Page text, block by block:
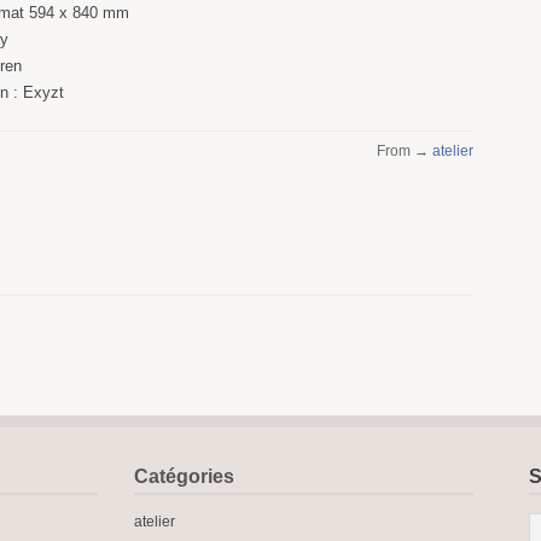
594 x 840 mm
: Exyzt
From → atelier
Catégories
atelier